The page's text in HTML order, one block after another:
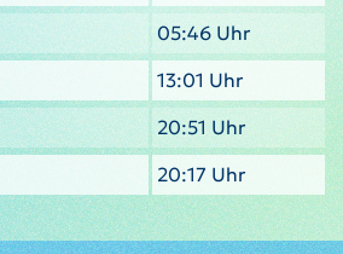
05:46 Uhr
13:01 Uhr
20:51 Uhr
20:17 Uhr